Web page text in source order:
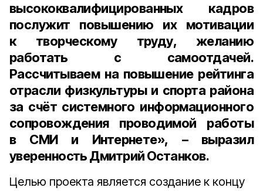
высококвалифицированных кадров
послужит повышению их мотивации
к творческому труду, желанию
работать с самоотдачей.
Рассчитываем на повышение рейтинга
отрасли физкультуры и спорта района
за счёт системного информационного
сопровождения проводимой работы
в СМИ и Интернете», – выразил
уверенность Дмитрий Останков.
Целью проекта является создание к концу